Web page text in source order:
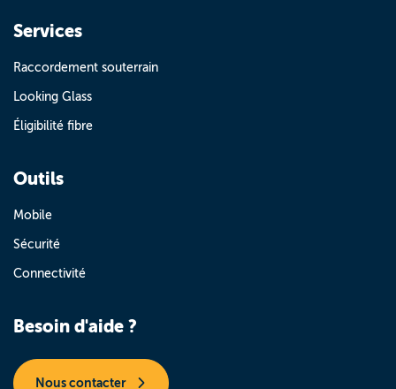
Services
Raccordement souterrain
Looking Glass
Éligibilité fibre
Outils
Mobile
Sécurité
Connectivité
Besoin d'aide ?
Nous contacter